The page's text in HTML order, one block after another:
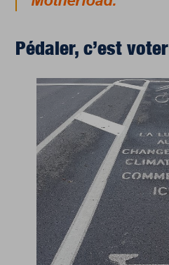
Pédaler, c’est voter